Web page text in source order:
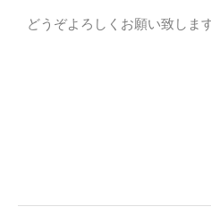
どうぞよろしくお願い致します